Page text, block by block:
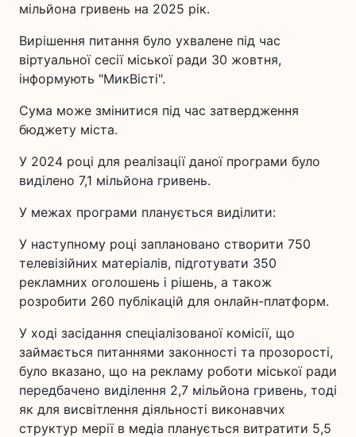
мільйона гривень на 2025 рік.
Вирішення питання було ухвалене під час
віртуальної сесії міської ради 30 жовтня,
інформують "МикВісті".
Сума може змінитися під час затвердження
бюджету міста.
У 2024 році для реалізації даної програми було
виділено 7,1 мільйона гривень.
У межах програми планується виділити:
У наступному році заплановано створити 750
телевізійних матеріалів, підготувати 350
рекламних оголошень і рішень, а також
розробити 260 публікацій для онлайн-платформ.
У ході засідання спеціалізованої комісії, що
займається питаннями законності та прозорості,
було вказано, що на рекламу роботи міської ради
передбачено виділення 2,7 мільйона гривень, тоді
як для висвітлення діяльності виконавчих
структур мерії в медіа планується витратити 5,5